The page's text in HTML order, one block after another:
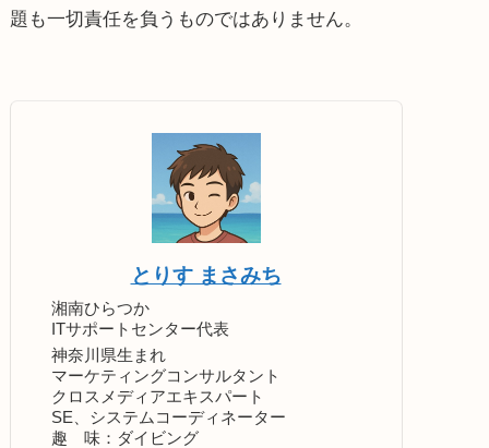
題も一切責任を負うものではありません。
とりす まさみち
湘南ひらつか
ITサポートセンター代表
神奈川県生まれ
マーケティングコンサルタント
クロスメディアエキスパート
SE、システムコーディネーター
趣 味：ダイビング